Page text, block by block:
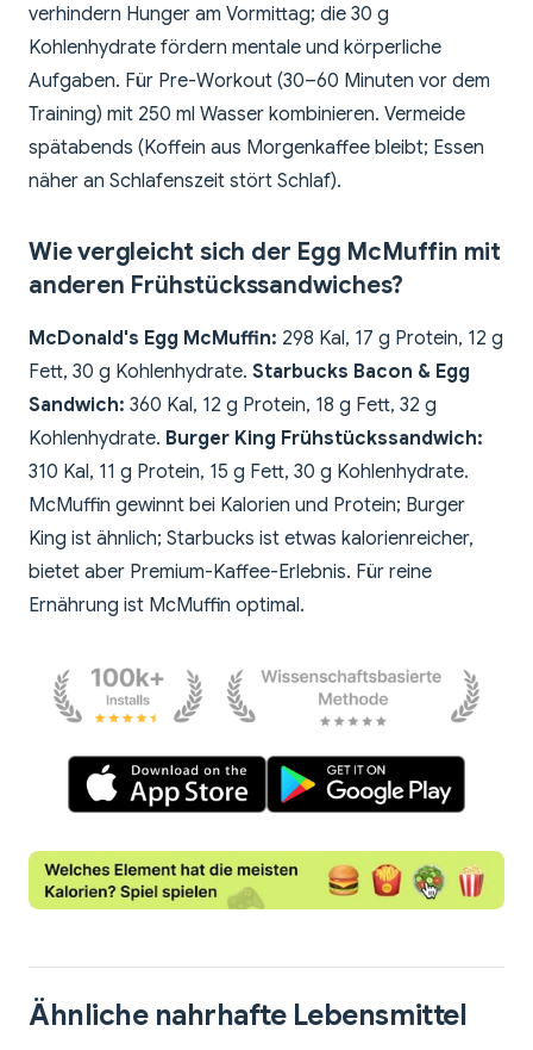
verhindern Hunger am Vormittag; die 30 g
Kohlenhydrate fördern mentale und körperliche
Aufgaben. Für Pre-Workout (30–60 Minuten vor dem
Training) mit 250 ml Wasser kombinieren. Vermeide
spätabends (Koffein aus Morgenkaffee bleibt; Essen
näher an Schlafenszeit stört Schlaf).
Wie vergleicht sich der Egg McMuffin mit
anderen Frühstückssandwiches?
McDonald's Egg McMuffin: 298 Kal, 17 g Protein, 12 g
Fett, 30 g Kohlenhydrate. Starbucks Bacon & Egg
Sandwich: 360 Kal, 12 g Protein, 18 g Fett, 32 g
Kohlenhydrate. Burger King Frühstückssandwich:
310 Kal, 11 g Protein, 15 g Fett, 30 g Kohlenhydrate.
McMuffin gewinnt bei Kalorien und Protein; Burger
King ist ähnlich; Starbucks ist etwas kalorienreicher,
bietet aber Premium-Kaffee-Erlebnis. Für reine
Ernährung ist McMuffin optimal.
Ähnliche nahrhafte Lebensmittel